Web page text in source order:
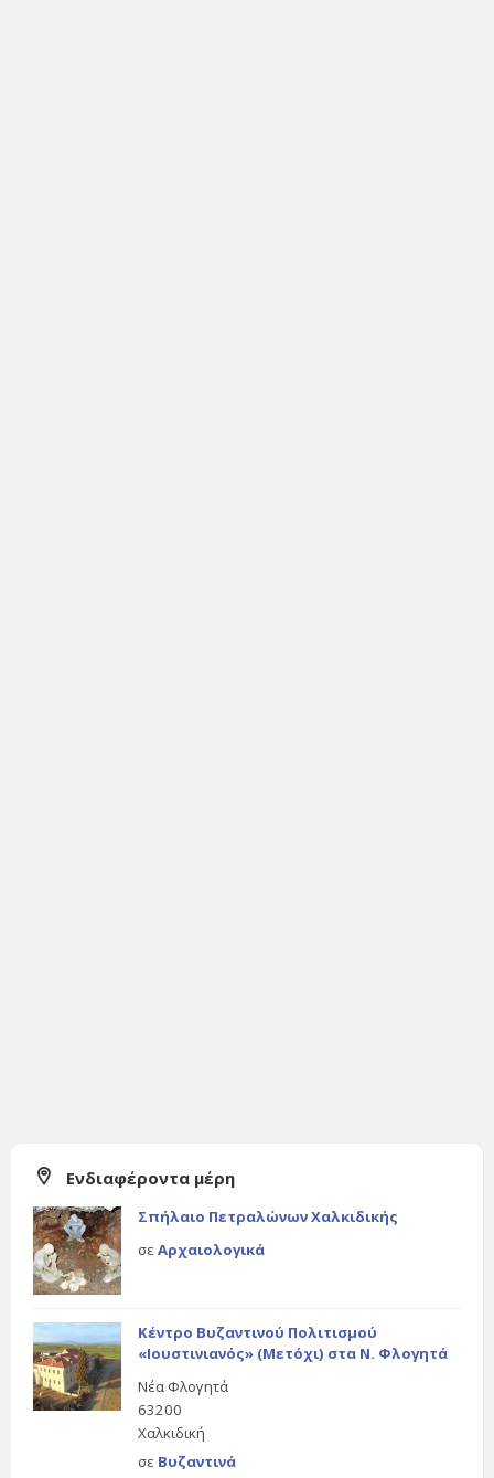
Ενδιαφέροντα μέρη
Σπήλαιο Πετραλώνων Χαλκιδικής
σε Αρχαιολογικά
Κέντρο Βυζαντινού Πολιτισμού
«Ιουστινιανός» (Μετόχι) στα Ν. Φλογητά
Νέα Φλογητά
63200
Χαλκιδική
σε Βυζαντινά